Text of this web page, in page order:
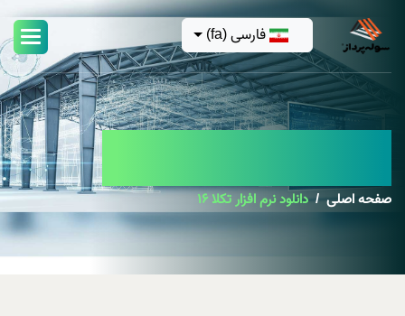
فارسی (fa)
صفحه اصلی دانلود نرم افزار تکلا 16